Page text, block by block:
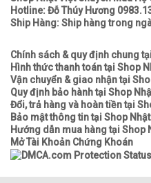
Hotline: Đỗ Thúy Hương
Ship Hàng: Ship hàng trong
Chính sách & quy định chung
Hình thức thanh toán tại Shop
Vận chuyển & giao nhận tại
Quy định bảo hành tại Shop
Đổi, trả hàng và hoàn tiền tại
Bảo mật thông tin tại Shop
Hướng dẫn mua hàng tại Shop
Mở Tài Khoản Chứng Khoán